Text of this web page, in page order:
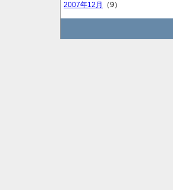
2007年12月
（9）